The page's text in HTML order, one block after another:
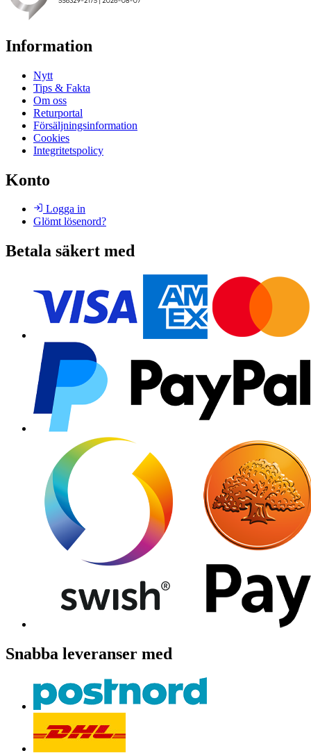
Information
Nytt
Tips & Fakta
Om oss
Returportal
Försäljningsinformation
Cookies
Integritetspolicy
Konto
Logga in
Glömt lösenord?
Betala säkert med
Snabba leveranser med